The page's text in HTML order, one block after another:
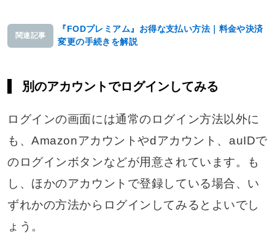
関連記事
『FODプレミアム』お得な支払い方法｜料金や決済
変更の手続きを解説
別のアカウントでログインしてみる
ログインの画面には通常のログイン方法以外に
も、Amazonアカウントやdアカウント、auIDで
のログインボタンなどが用意されています。も
し、ほかのアカウントで登録している場合、い
ずれかの方法からログインしてみるとよいでし
ょう。